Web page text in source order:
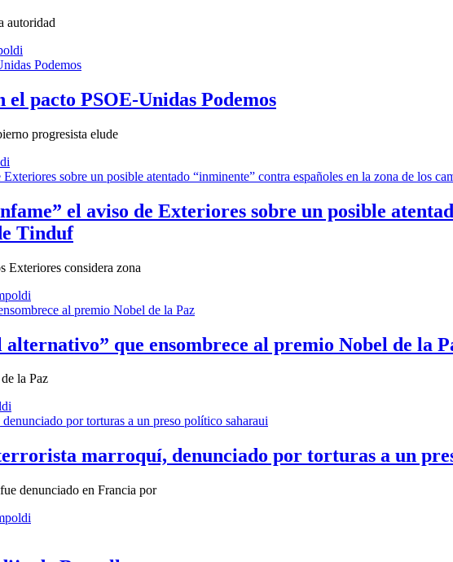
autoridad
pacto PSOE-Unidas Podemos
progresista elude
el aviso de Exteriores sobre un posible
Tinduf
considera zona
que ensombrece al premio Nobel de la
la Paz
marroquí, denunciado por torturas a un
denunciado en Francia por